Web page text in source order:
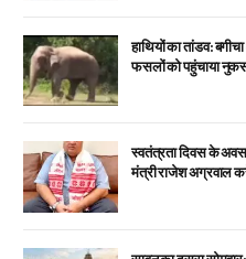
हाथियों का तांडव:
फसलों को पहुंचाया
स्वतंत्रता दिवस के
मंत्री राजेश अग्रवाल